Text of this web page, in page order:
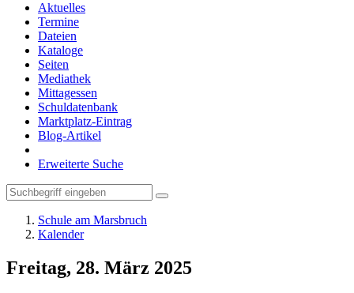
Aktuelles
Termine
Dateien
Kataloge
Seiten
Mediathek
Mittagessen
Schuldatenbank
Marktplatz-Eintrag
Blog-Artikel
Erweiterte Suche
Schule am Marsbruch
Kalender
Freitag, 28. März 2025